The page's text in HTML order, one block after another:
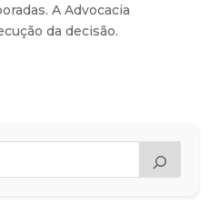
A Advocacia
da decisão.